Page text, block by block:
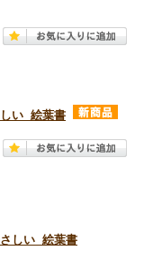
い 絵葉書
しい 絵葉書